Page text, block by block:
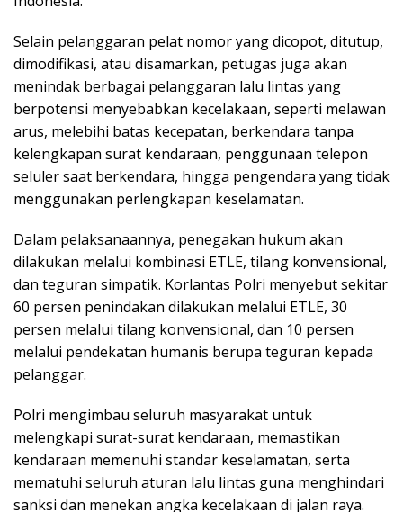
Selain pelanggaran pelat nomor yang dicopot, ditutup,
dimodifikasi, atau disamarkan, petugas juga akan
menindak berbagai pelanggaran lalu lintas yang
berpotensi menyebabkan kecelakaan, seperti melawan
arus, melebihi batas kecepatan, berkendara tanpa
kelengkapan surat kendaraan, penggunaan telepon
seluler saat berkendara, hingga pengendara yang tidak
menggunakan perlengkapan keselamatan.
Dalam pelaksanaannya, penegakan hukum akan
dilakukan melalui kombinasi ETLE, tilang konvensional,
dan teguran simpatik. Korlantas Polri menyebut sekitar
60 persen penindakan dilakukan melalui ETLE, 30
persen melalui tilang konvensional, dan 10 persen
melalui pendekatan humanis berupa teguran kepada
pelanggar.
Polri mengimbau seluruh masyarakat untuk
melengkapi surat-surat kendaraan, memastikan
kendaraan memenuhi standar keselamatan, serta
mematuhi seluruh aturan lalu lintas guna menghindari
sanksi dan menekan angka kecelakaan di jalan raya.